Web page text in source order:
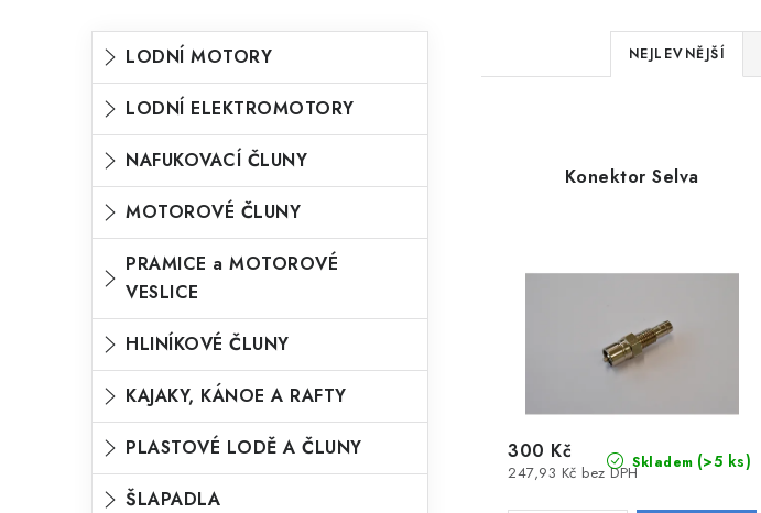
P
o
t
a
n
n
p
a
n
e
Přeskočit
kategorie
K
a
e
g
o
e
LODNÍ MOTORY
LODNÍ ELEKTROMOTORY
NAFUKOVACÍ ČLUNY
MOTOROVÉ ČLUNY
PRAMICE a MOTOROVÉ
VESLICE
HLINÍKOVÉ ČLUNY
KAJAKY, KÁNOE A RAFTY
PLASTOVÉ LODĚ A ČLUNY
ŠLAPADLA
ý
Ř
a
n
u
k
t
ů
NEJLEVNĚJŠÍ
Konektor Selva
Skladem (>5 ks)
247,93 Kč bez DPH
300 Kč